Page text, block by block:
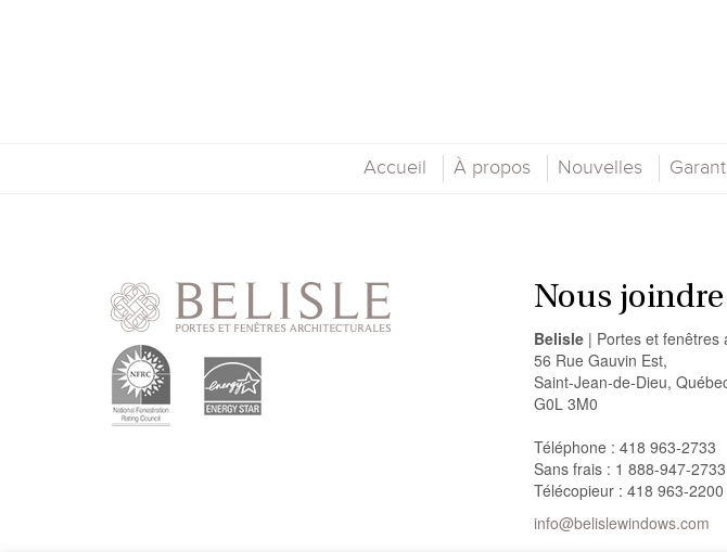
Accueil À propos Nouvelles
Nous joindre
Belisle | Portes et fenêtres
56 Rue Gauvin Est,
Saint-Jean-de-Dieu,
G0L 3M0
Téléphone : 418 963-2733
Sans frais : 1 888-947-2733
Télécopieur : 418 963-2200
info@belislewindows.com